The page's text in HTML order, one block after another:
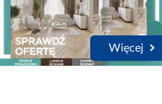
Więcej